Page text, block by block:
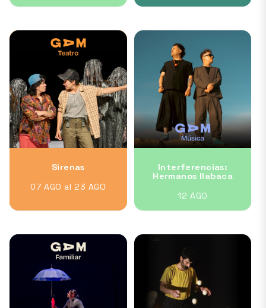
Sirenas
07 AGO al 23 AGO
Interferencias:
Hermanos Ilabaca
12 AGO